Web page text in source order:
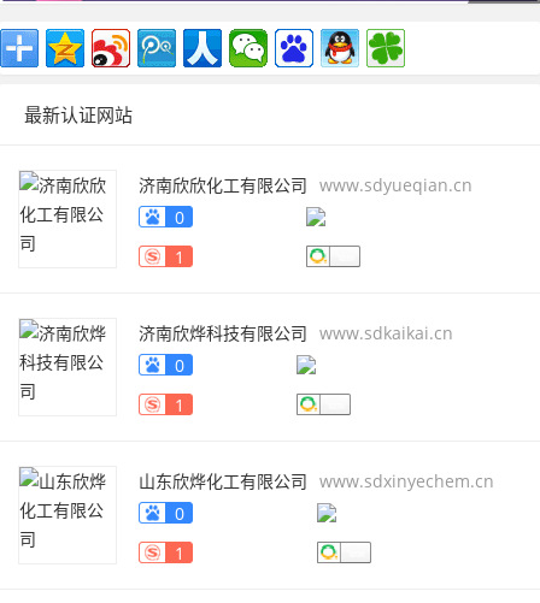
最新认证网站
济南欣欣化工有限公司 www.sdyueqian.cn
0
1
济南欣烨科技有限公司 www.sdkaikai.cn
0
1
山东欣烨化工有限公司 www.sdxinyechem.cn
0
1